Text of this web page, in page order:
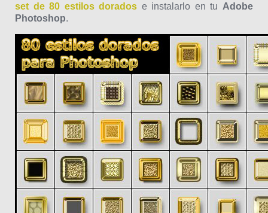
set de 80 estilos dorados e instalarlo en tu Adobe
Photoshop.